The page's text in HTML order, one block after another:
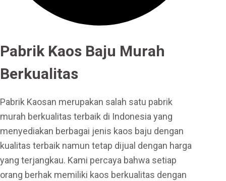
Pabrik Kaos Baju Murah
Berkualitas
Pabrik Kaosan merupakan salah satu pabrik
murah berkualitas terbaik di Indonesia yang
menyediakan berbagai jenis kaos baju dengan
kualitas terbaik namun tetap dijual dengan harga
yang terjangkau. Kami percaya bahwa setiap
orang berhak memiliki kaos berkualitas dengan